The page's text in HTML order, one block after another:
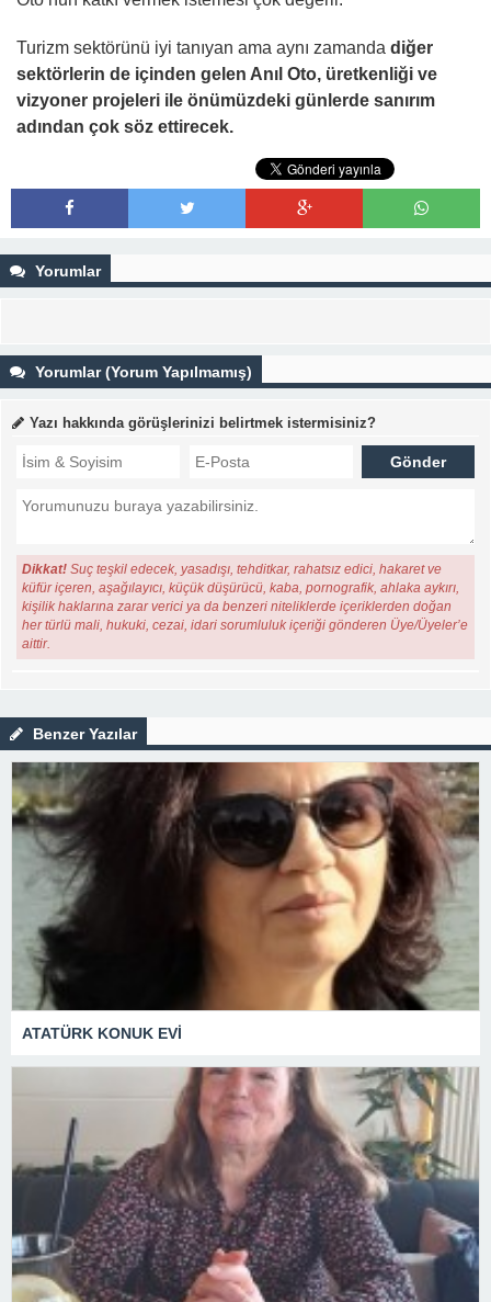
Turizm sektörünü iyi tanıyan ama aynı zamanda diğer
sektörlerin de içinden gelen Anıl Oto, üretkenliği ve
vizyoner projeleri ile önümüzdeki günlerde sanırım
adından çok söz ettirecek.
Yorumlar
Yorumlar (Yorum Yapılmamış)
Yazı hakkında görüşlerinizi belirtmek istermisiniz?
Dikkat! Suç teşkil edecek, yasadışı, tehditkar, rahatsız edici, hakaret ve
küfür içeren, aşağılayıcı, küçük düşürücü, kaba, pornografik, ahlaka aykırı,
kişilik haklarına zarar verici ya da benzeri niteliklerde içeriklerden doğan
her türlü mali, hukuki, cezai, idari sorumluluk içeriği gönderen Üye/Üyeler’e
aittir.
Benzer Yazılar
ATATÜRK KONUK EVİ